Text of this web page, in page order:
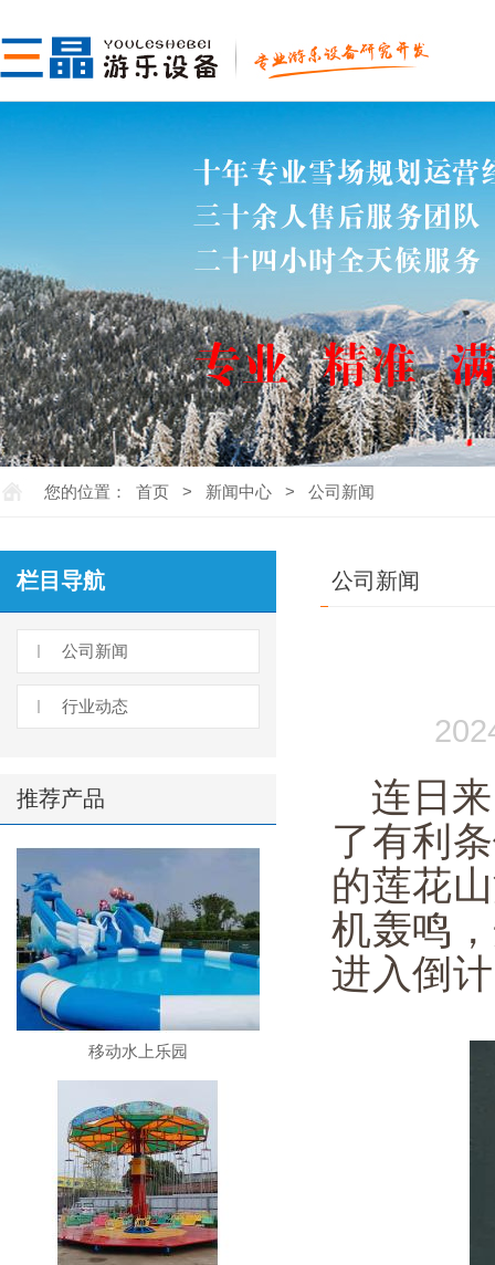
您的位置： 首页 > 新闻中心 > 公司新闻
栏目导航
公司新闻
行业动态
推荐产品
移动水上乐园
公司新闻
连日
了有利
的莲花
机轰鸣
进入倒